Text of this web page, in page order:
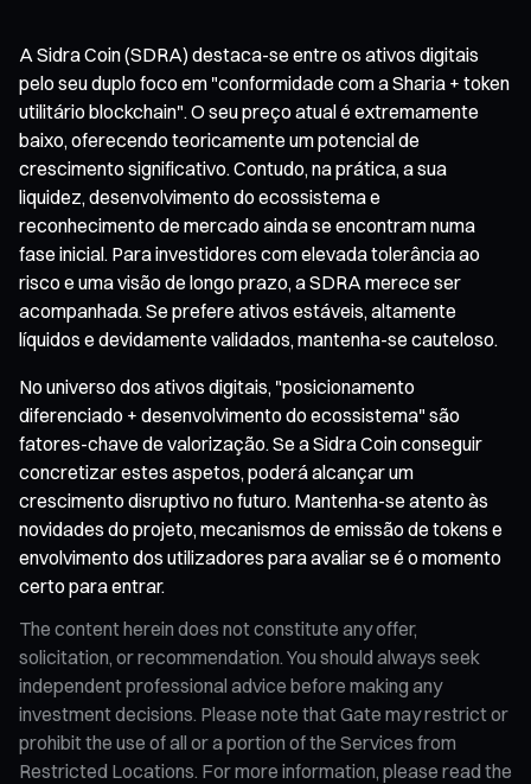
A Sidra Coin (SDRA) destaca-se entre os ativos digitais
pelo seu duplo foco em "conformidade com a Sharia + token
utilitário blockchain". O seu preço atual é extremamente
baixo, oferecendo teoricamente um potencial de
crescimento significativo. Contudo, na prática, a sua
liquidez, desenvolvimento do ecossistema e
reconhecimento de mercado ainda se encontram numa
fase inicial. Para investidores com elevada tolerância ao
risco e uma visão de longo prazo, a SDRA merece ser
acompanhada. Se prefere ativos estáveis, altamente
líquidos e devidamente validados, mantenha-se cauteloso.
No universo dos ativos digitais, "posicionamento
diferenciado + desenvolvimento do ecossistema" são
fatores-chave de valorização. Se a Sidra Coin conseguir
concretizar estes aspetos, poderá alcançar um
crescimento disruptivo no futuro. Mantenha-se atento às
novidades do projeto, mecanismos de emissão de tokens e
envolvimento dos utilizadores para avaliar se é o momento
certo para entrar.
The content herein does not constitute any offer,
solicitation, or recommendation. You should always seek
independent professional advice before making any
investment decisions. Please note that Gate may restrict or
prohibit the use of all or a portion of the Services from
Restricted Locations. For more information, please read the